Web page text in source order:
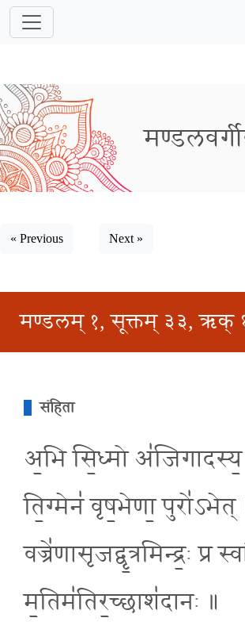
« Previous Next »
मण्डलम् १, सूक्तम् ३३, ऋक्
संहिता
अ॒भि सि॒ध्मो अ॑जिगादस्य॒
ति॒ग्मेन॑ वृष॒भेणा॒ पुरो॑ऽभेत्
वज्रे॑णासृजद्वृ॒त्रमिन्द्र॒ः प्र
म॒तिम॑तिर॒च्छाश॑दानः ॥